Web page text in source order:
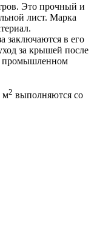
Это прочный и
лист. Марка
заключаются в его
за крышей после
промышленном
м2 выполняются со